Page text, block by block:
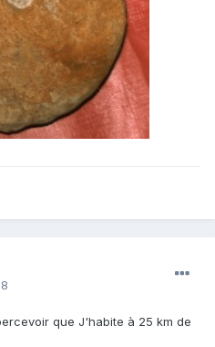
que J'habite à 25 km de